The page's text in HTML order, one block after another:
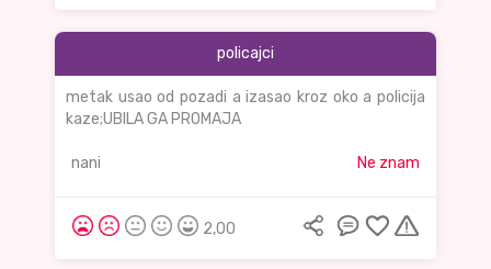
policajci
metak usao od pozadi a izasao kroz oko a policija
kaze;UBILA GA PROMAJA
nani Ne znam
2,00